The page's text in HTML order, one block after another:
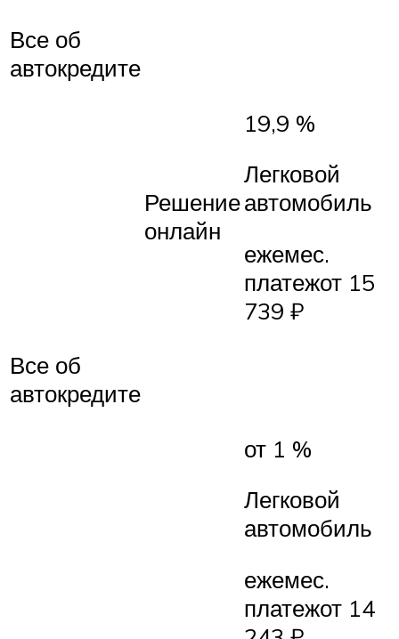
Все об
автокредите
Решение
онлайн
19,9 %
Легковой
автомобиль
ежемес.
платежот 15
739 ₽
Все об
автокредите
от 1 %
Легковой
автомобиль
ежемес.
платежот 14